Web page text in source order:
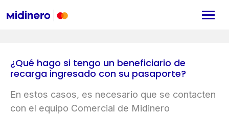
¿Qué hago si tengo un beneficiario de
recarga ingresado con su pasaporte?
En estos casos, es necesario que se contacten
con el equipo Comercial de Midinero